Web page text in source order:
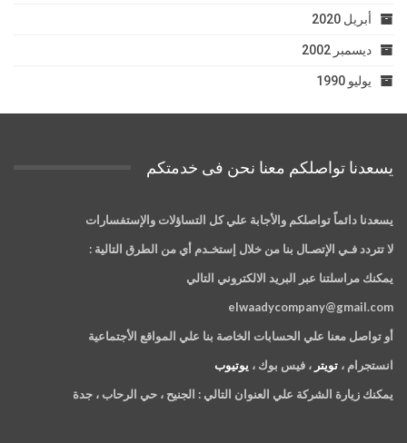
أبريل 2020
ديسمبر 2002
يوليو 1990
يسعدنا تواصلكم معنا نحن فى خدمتكم
يسعدنا دائماً تواصلكم والأجابة علي كل التساؤلات والإستفسارات
لا تتردد فـي الإتصـال بنا من خلال إستخـدم أي من الطرق التالية :
يمكنك مراسلتنا عبر البريد الالكتروني التالي
elwaadycompany@gmail.com
أو تواصل معنا علي الحسابات الخاصة بنا علي المواقع الأجتماعية
انستجرام ، تويتر ، فيس بوك ، يوتيوب
يمكنك زيارة الشركة علي العنوان التالي : الجنيح ، حي الرحاب ، جدة